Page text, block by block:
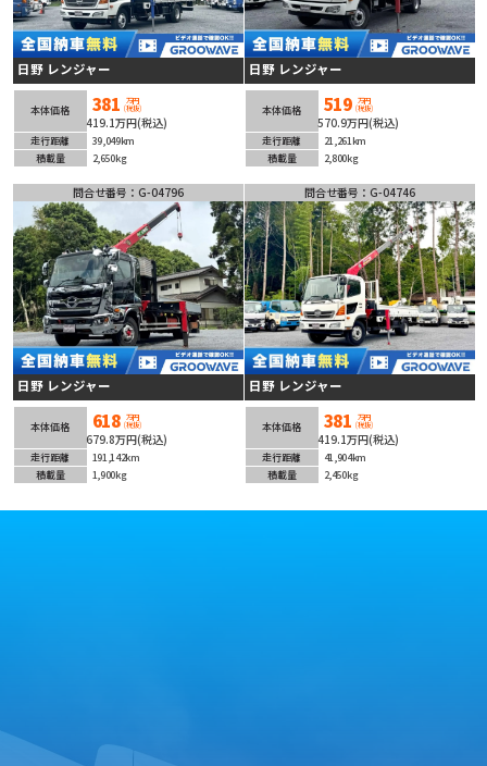
日野 レンジャー
本体価格 381 万円
(税抜)
419.1万円(税込)
走行距離
39,049km
積載量
2,650kg
日野 レンジャー
本体価格 519 万円
(税抜)
570.9万円(税込)
走行距離
21,261km
積載量
2,800kg
問合せ番号：G-04796
日野 レンジャー
本体価格 618 万円
(税抜)
679.8万円(税込)
走行距離
191,142km
積載量
1,900kg
問合せ番号：G-04746
日野 レンジャー
本体価格 381 万円
(税抜)
419.1万円(税込)
走行距離
41,904km
積載量
2,450kg